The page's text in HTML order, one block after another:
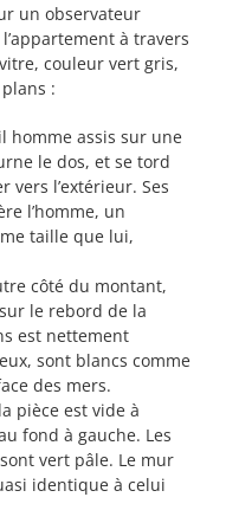
un observateur
à travers
couleur vert gris,
:
homme assis sur une
le dos, et se tord
vers l’extérieur. Ses
l’homme, un
taille que lui,
côté du montant,
le rebord de la
est nettement
sont blancs comme
des mers.
pièce est vide à
fond à gauche. Les
vert pâle. Le mur
identique à celui